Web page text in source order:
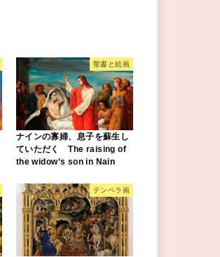
聖書と絵画
ナインの寡婦、息子を蘇生し
ていただく The raising of
the widow’s son in Nain
テンペラ画